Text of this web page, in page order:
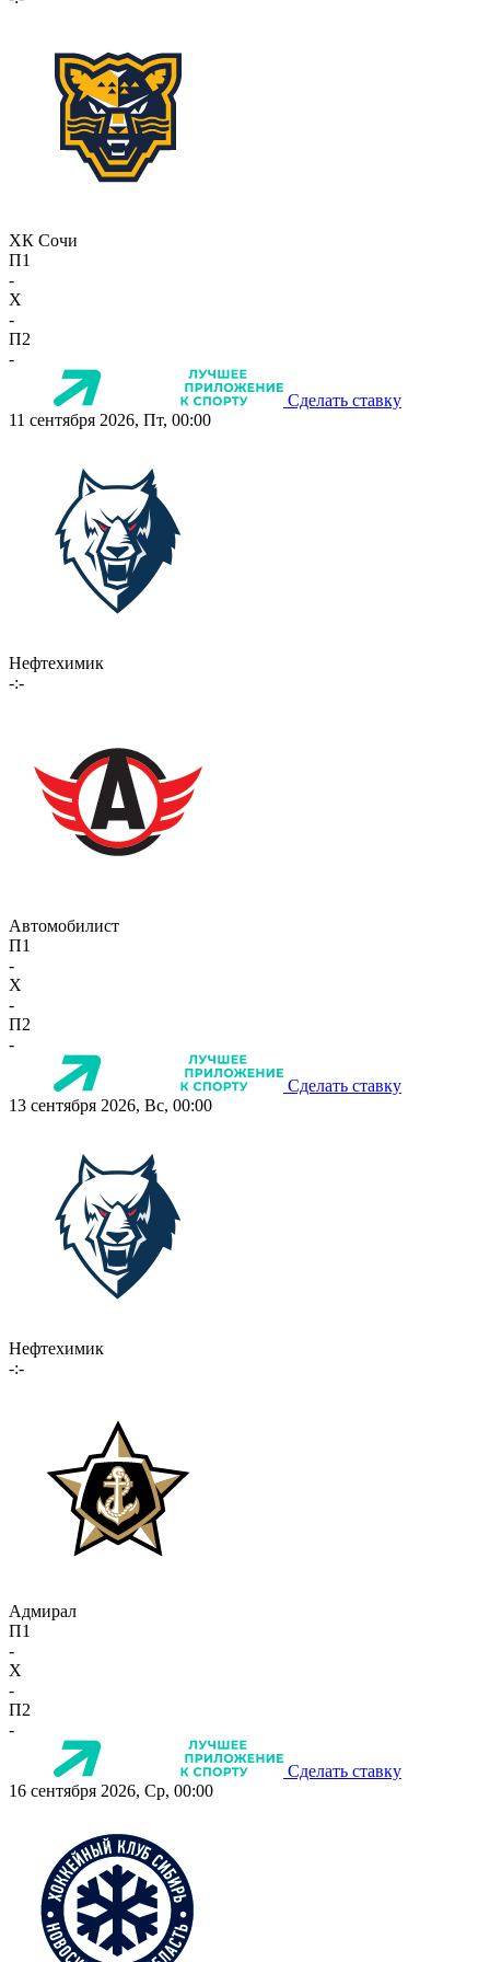
ХК Сочи
П1
-
X
-
П2
-
Сделать ставку
11 сентября 2026, Пт, 00:00
Нефтехимик
-:-
Автомобилист
П1
-
X
-
П2
-
Сделать ставку
13 сентября 2026, Вс, 00:00
Нефтехимик
-:-
Адмирал
П1
-
X
-
П2
-
Сделать ставку
16 сентября 2026, Ср, 00:00